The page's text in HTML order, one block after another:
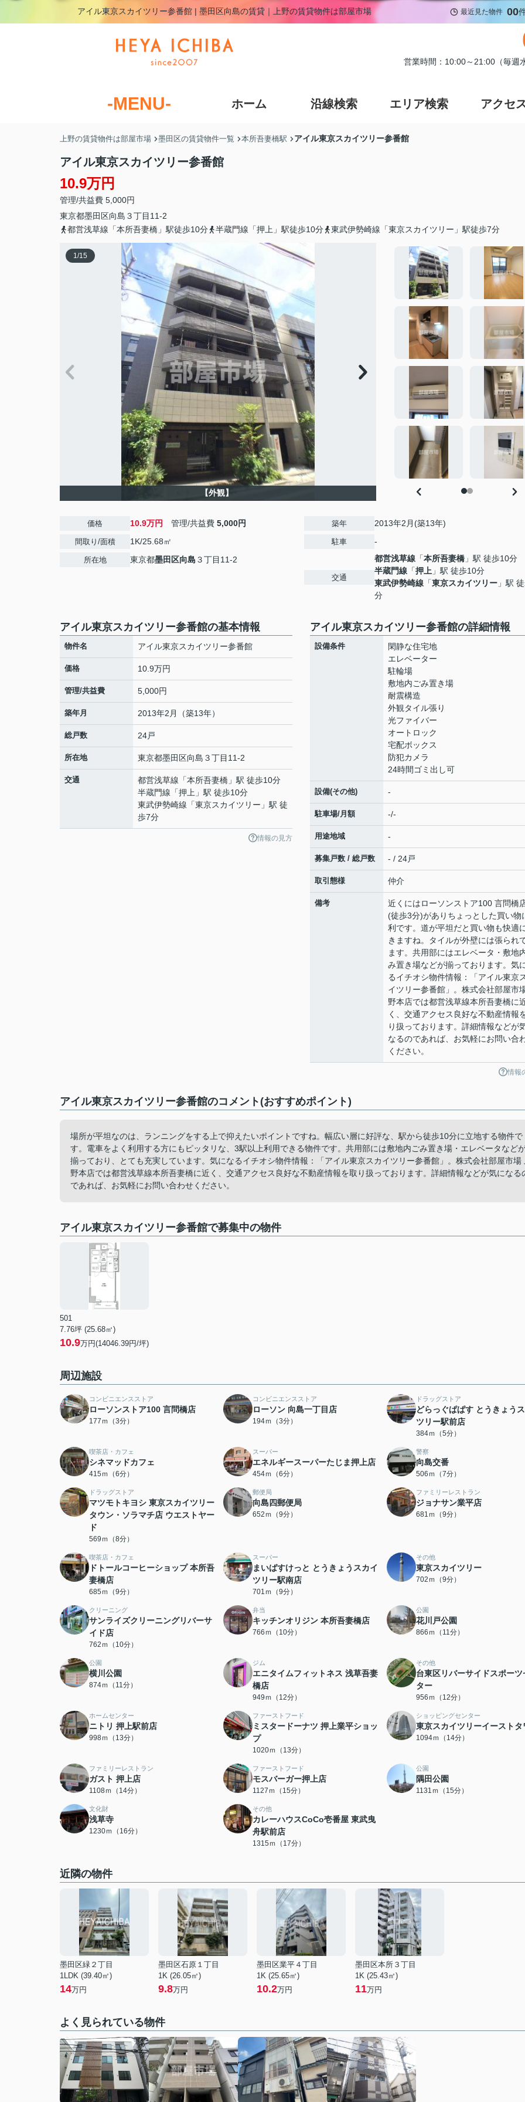
アイル東京スカイツリー参番館 | 墨田区向島の賃貸｜上野の賃貸物件は部屋市場 最近見た物件 00
営業時間：10:00～21:00（毎週
-MENU- ホーム 沿線検索 エリア検索 アクセ
上野の賃貸物件は部屋市場 墨田区の賃貸物件一覧 本所吾妻橋駅 アイル東京スカイツリー参番館
アイル東京スカイツリー参番館
10.9万円
管理/共益費 5,000円
東京都墨田区向島 ３丁目11-2
都営浅草線「本所吾妻橋」駅徒歩10分
半蔵門線「押上」駅徒歩10分 東武伊勢崎線「東京スカイツリー」駅徒歩7分
1/15
【外観】
価格 10.9万円 管理/共益費 5,000円
間取り/面積 1K/25.68㎡
所在地 東京都墨田区向島 ３丁目11-2
築年 2013年2月(築13年)
駐車 -
交通
都営浅草線 「本所吾妻橋 」駅 徒歩10分
半蔵門線 「押上 」駅 徒歩10分
東武伊勢崎線 「東京スカイツリー 」駅
分
アイル東京スカイツリー参番館の基本情報
物件名 アイル東京スカイツリー参番館
価格 10.9万円
管理/共益費 5,000円
築年月 2013年2月（築13年）
総戸数 24戸
所在地 東京都墨田区向島 ３丁目11-2
交通 都営浅草線 「本所吾妻橋 」駅 徒歩10分
半蔵門線 「押上 」駅 徒歩10分
東武伊勢崎線 「東京スカイツリー 」駅 徒
歩7分
情報の見方
アイル東京スカイツリー参番館の詳細情報
設備条件
閑静な住宅地
エレベーター
駐輪場
敷地内ごみ置き場
耐震構造
外観タイル張り
光ファイバー
オートロック
宅配ボックス
防犯カメラ
24時間ゴミ出し可
設備(その他) -
駐車場/月額 -/-
用途地域 -
募集戸数 / 総戸数 - / 24戸
取引態様 仲介
備考
近くにはローソンストア100 言問橋
(徒歩3分)がありちょっとした買い物
利です。道が平坦だと買い物も快適
きますね。タイルが外壁には張られ
ます。共用部にはエレベータ・敷地
み置き場などが揃っております。気
るイチオシ物件情報：「アイル東京
イツリー参番館」。株式会社部屋市
野本店では都営浅草線本所吾妻橋に
く、交通アクセス良好な不動産情報
り扱っております。詳細情報などが
なるのであれば、お気軽にお問い合
ください。
情報
アイル東京スカイツリー参番館のコメント(おすすめポイント)
場所が平坦なのは、ランニングをする上で抑えたいポイントですね。幅広い層に好評な、駅から徒歩10分に立地する物件で
す。電車をよく利用する方にもピッタリな、3駅以上利用できる物件です。共用部には敷地内ごみ置き場・エレベータなど
揃っており、とても充実しています。気になるイチオシ物件情報：「アイル東京スカイツリー参番館」。株式会社部屋市場
野本店では都営浅草線本所吾妻橋に近く、交通アクセス良好な不動産情報を取り扱っております。詳細情報などが気になる
であれば、お気軽にお問い合わせください。
アイル東京スカイツリー参番館で募集中の物件
501
7.76坪 (25.68㎡)
10.9万円(14046.39円/坪)
周辺施設
コンビニエンスストア
ローソンストア100 言問橋店
177ｍ（3分）
コンビニエンスストア
ローソン 向島一丁目店
194ｍ（3分）
ドラッグストア
どらっぐぱぱす とうきょう
ツリー駅前店
384ｍ（5分）
喫茶店・カフェ
シネマッドカフェ
415ｍ（6分）
スーパー
エネルギースーパーたじま押上店
454ｍ（6分）
警察
向島交番
506ｍ（7分）
ドラッグストア
マツモトキヨシ 東京スカイツリー
タウン・ソラマチ店 ウエストヤー
ド
569ｍ（8分）
郵便局
向島四郵便局
652ｍ（9分）
ファミリーレストラン
ジョナサン業平店
681ｍ（9分）
喫茶店・カフェ
ドトールコーヒーショップ 本所吾
妻橋店
685ｍ（9分）
スーパー
まいばすけっと とうきょうスカイ
ツリー駅南店
701ｍ（9分）
その他
東京スカイツリー
702ｍ（9分）
クリーニング
サンライズクリーニングリバーサ
イド店
762ｍ（10分）
弁当
キッチンオリジン 本所吾妻橋店
766ｍ（10分）
公園
花川戸公園
866ｍ（11分）
公園
横川公園
874ｍ（11分）
ジム
エニタイムフィットネス 浅草吾妻
橋店
949ｍ（12分）
その他
台東区リバーサイドスポーツ
ター
956ｍ（12分）
ホームセンター
ニトリ 押上駅前店
998ｍ（13分）
ファーストフード
ミスタードーナツ 押上業平ショッ
プ
1020ｍ（13分）
ショッピングセンター
東京スカイツリーイーストタ
1094ｍ（14分）
ファミリーレストラン
ガスト 押上店
1108ｍ（14分）
ファーストフード
モスバーガー押上店
1127ｍ（15分）
公園
隅田公園
1131ｍ（15分）
文化財
浅草寺
1230ｍ（16分）
その他
カレーハウスCoCo壱番屋 東武曳
舟駅前店
1315ｍ（17分）
近隣の物件
墨田区緑２丁目
1LDK (39.40㎡)
14万円
墨田区石原１丁目
1K (26.05㎡)
9.8万円
墨田区業平４丁目
1K (25.65㎡)
10.2万円
墨田区本所３丁目
1K (25.43㎡)
11万円
よく見られている物件